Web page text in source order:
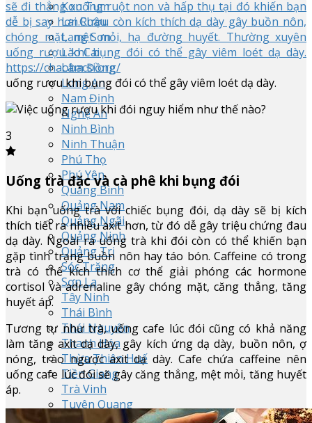
Kon Tum
Lai Châu
Lạng Sơn
Lào Cai
Lâm Đồng
Long An
Nam Định
Nghệ An
Ninh Bình
Ninh Thuận
Phú Thọ
Phú Yên
Quảng Bình
Quảng Nam
Quảng Ngãi
Quảng Ninh
Quảng Trị
Sóc Trăng
Sơn La
Tây Ninh
Thái Bình
Thái Nguyên
Thanh Hóa
Thừa Thiên Huế
Tiền Giang
Trà Vinh
Tuyên Quang
Vĩnh Long
uống rượu khi bụng đói có thể gây viêm loét dạ dày.
3
Uống trà đặc và cà phê khi bụng đói
Khi bạn uống trà với chiếc bụng đói, dạ dày sẽ bị kích
thích tiết ra nhiều axit hơn, từ đó dễ gây triệu chứng đau
dạ dày. Ngoài ra uống trà khi đói còn có thể khiến bạn
gặp tình trạng buồn nôn hay táo bón. Caffeine có trong
trà có thể kích thích cơ thể giải phóng các hormone
cortisol và adrenaline gây chóng mặt, căng thẳng, tăng
huyết áp.
Tương tự như trà, uống cafe lúc đói cũng có khả năng
làm tăng axit dạ dày, gây kích ứng dạ dày, buồn nôn, ợ
nóng, trào ngược axit dạ dày. Cafe chứa caffeine nên
uống cafe lúc đói sẽ gây căng thẳng, mệt mỏi, tăng huyết
áp.